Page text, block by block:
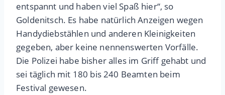
entspannt und haben viel Spaß hier“, so
Goldenitsch. Es habe natürlich Anzeigen wegen
Handydiebstählen und anderen Kleinigkeiten
gegeben, aber keine nennenswerten Vorfälle.
Die Polizei habe bisher alles im Griff gehabt und
sei täglich mit 180 bis 240 Beamten beim
Festival gewesen.